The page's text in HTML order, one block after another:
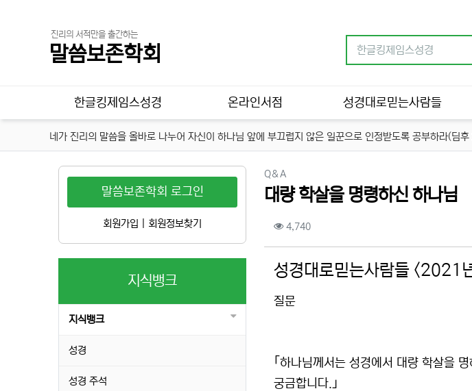
진리의 서적만을 출간하는
말씀보존학회
한글킹제임스성경 온라인서점 성경대로믿는사람들
네가 진리의 말씀을 올바로 나누어 자신이 하나님 앞에 부끄럽지 않은 일꾼으로 인정받도록 공부하라(딤
Q＆A분류
대량 학살을 명령하신 하나님
컨텐츠 정보
4,740조회
성경대로믿는사람들 <2021
질문
｢하나님께서는 성경에서 대량 학살을
궁금합니다.｣
말씀보존학회 로그인
회원가입 회원정보찾기
지식뱅크
지식뱅크
성경
성경 주석